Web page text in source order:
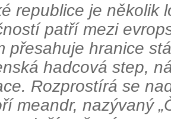
republice je několik
patří mezi
přesahuje hranice
hadcová step,
Rozprostírá se
meandr, nazývaný